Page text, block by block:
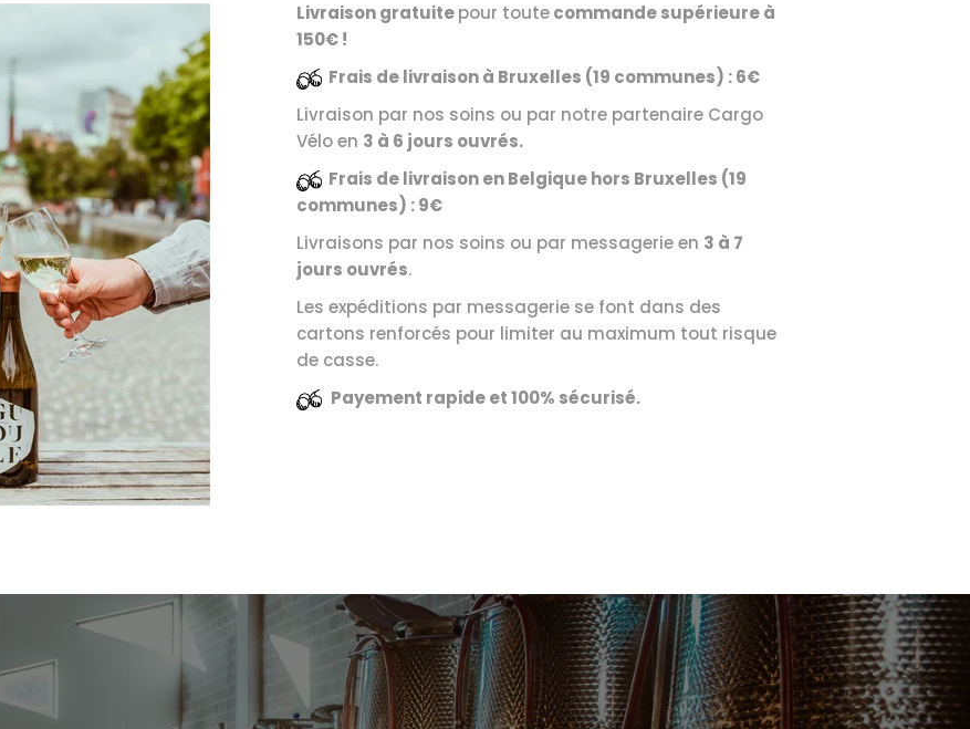
Livraison gratuitepour toutecommande supérieure à
150€ !
Frais de livraison à Bruxelles (19 communes) : 6€
Livraison par nos soins ou par notre partenaire Cargo
Vélo en 3 à 6 jours ouvrés.
Frais de livraison en Belgique hors Bruxelles (19
communes) : 9€
Livraisons par nos soins ou par messagerie en 3 à 7
jours ouvrés.
Les expéditions par messagerie se font dans des
cartons renforcés pour limiter au maximum tout risque
de casse.
Payement rapide et 100% sécurisé.